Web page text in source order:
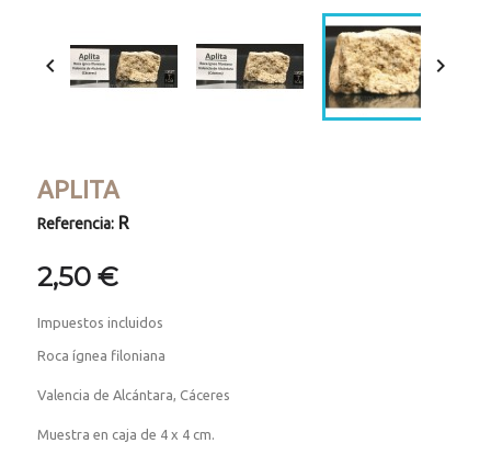
 
APLITA
Referencia: R
2,50 €
Impuestos incluidos
Roca ígnea filoniana
Valencia de Alcántara, Cáceres
Muestra en caja de 4 x 4 cm.